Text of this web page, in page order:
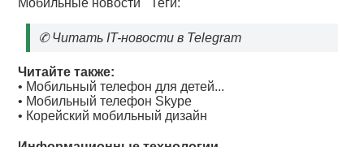
Мобильные новости Теги:
✆Читать IT-новости в Telegram
Читайте также:
• Мобильный телефон для детей...
• Мобильный телефон Skype
• Корейский мобильный дизайн